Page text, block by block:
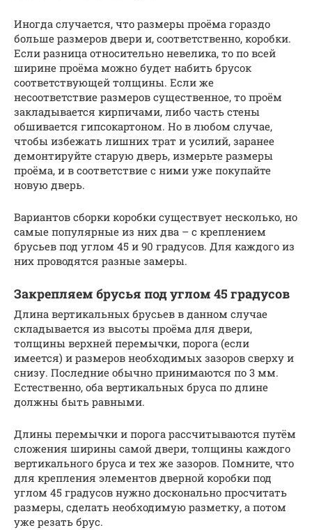
Иногда случается, что размеры проёма гораздо
больше размеров двери и, соответственно, коробки.
Если разница относительно невелика, то по всей
ширине проёма можно будет набить брусок
соответствующей толщины. Если же
несоответствие размеров существенное, то проём
закладывается кирпичами, либо часть стены
обшивается гипсокартоном. Но в любом случае,
чтобы избежать лишних трат и усилий, заранее
демонтируйте старую дверь, измерьте размеры
проёма, и в соответствие с ними уже покупайте
новую дверь.
Вариантов сборки коробки существует несколько, но
самые популярные из них два – с креплением
брусьев под углом 45 и 90 градусов. Для каждого из
них проводятся разные замеры.
Закрепляем брусья под углом 45 градусов
Длина вертикальных брусьев в данном случае
складывается из высоты проёма для двери,
толщины верхней перемычки, порога (если
имеется) и размеров необходимых зазоров сверху и
снизу. Последние обычно принимаются по 3 мм.
Естественно, оба вертикальных бруса по длине
должны быть равными.
Длины перемычки и порога рассчитываются путём
сложения ширины самой двери, толщины каждого
вертикального бруса и тех же зазоров. Помните, что
для крепления элементов дверной коробки под
углом 45 градусов нужно досконально просчитать
размеры, сделать необходимую разметку, а потом
уже резать брус.